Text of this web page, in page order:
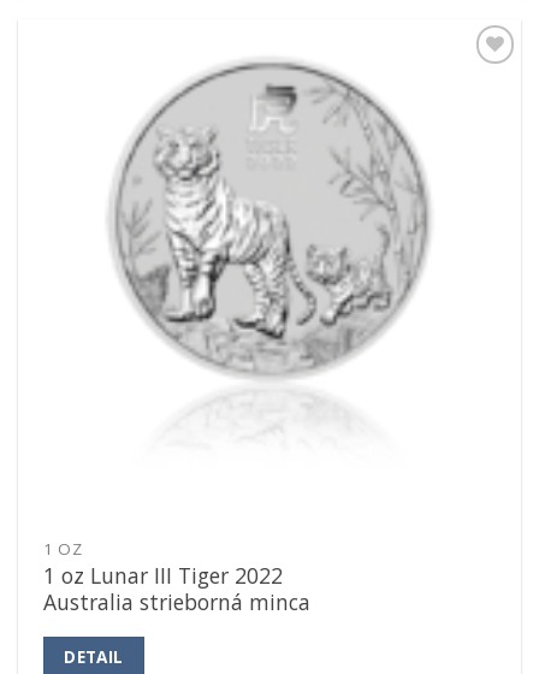
1 OZ
1 oz Lunar III Tiger 2022
Australia strieborná minca
DETAIL